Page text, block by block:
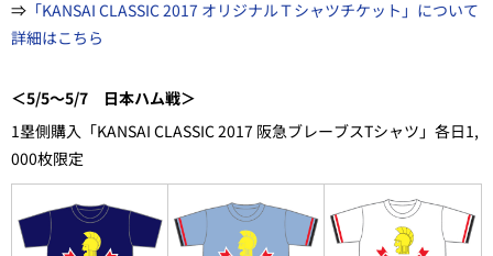
⇒ 「KANSAI CLASSIC 2017 オリジナルＴシャツチケット」について
詳細はこちら
＜5/5～5/7 日本ハム戦＞
1塁側購入「KANSAI CLASSIC 2017 阪急ブレーブスTシャツ」各日1,
000枚限定